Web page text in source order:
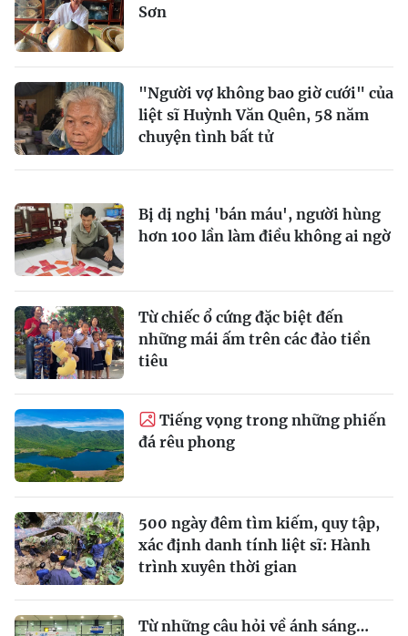
Sơn
"Người vợ không bao giờ cưới" của
liệt sĩ Huỳnh Văn Quên, 58 năm
chuyện tình bất tử
Bị dị nghị 'bán máu', người hùng
hơn 100 lần làm điều không ai ngờ
Từ chiếc ổ cứng đặc biệt đến
những mái ấm trên các đảo tiền
tiêu
Tiếng vọng trong những phiến
đá rêu phong
500 ngày đêm tìm kiếm, quy tập,
xác định danh tính liệt sĩ: Hành
trình xuyên thời gian
Từ những câu hỏi về ánh sáng…